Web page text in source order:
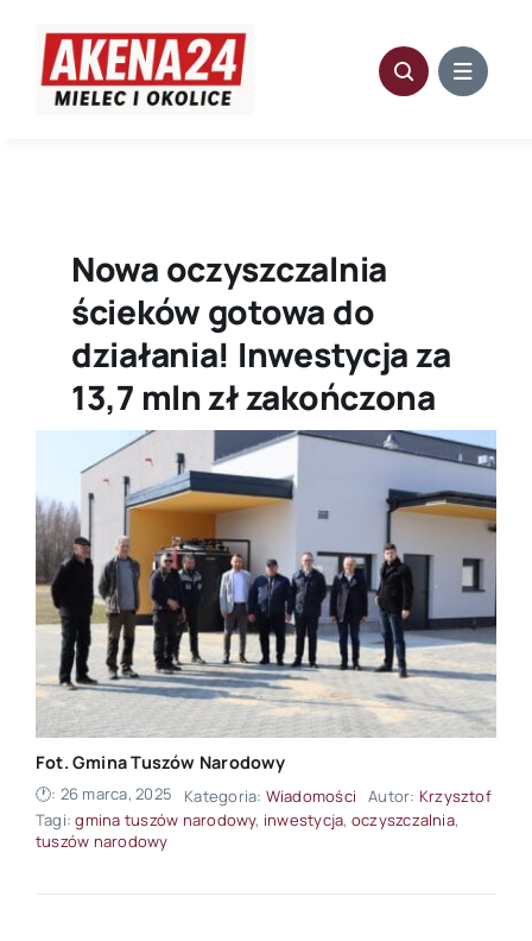
zawartości
Nowa oczyszczalnia
ścieków gotowa do
działania! Inwestycja za
13,7 mln zł zakończona
Fot. Gmina Tuszów Narodowy
🕐: 26 marca, 2025 Kategoria: Wiadomości Autor: Krzysztof
Tagi:gmina tuszów narodowy, inwestycja, oczyszczalnia,
tuszów narodowy